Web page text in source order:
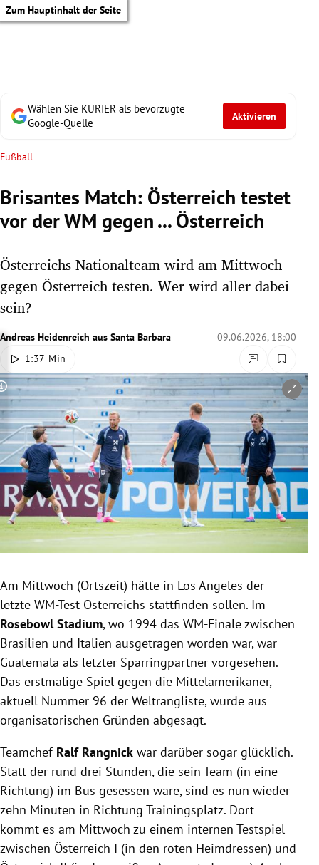
Zum Hauptinhalt der Seite
Untermenü
Untermenü
Untermenü
Untermenü
Untermenü
Untermenü
Untermenü
Untermenü
Untermenü
Wählen Sie KURIER als bevorzugte
Google-Quelle
Aktivieren
Fußball
Brisantes Match: Österreich testet
vor der WM gegen ... Österreich
Österreichs Nationalteam wird am Mittwoch
gegen Österreich testen. Wer wird aller dabei
sein?
Andreas Heidenreich aus Santa Barbara
09.06.2026, 18:00
1:37 Min
Copyright-Hinweis öffnen/schließen
Am Mittwoch (Ortszeit) hätte in Los Angeles der
letzte WM-Test Österreichs stattfinden sollen. Im
Rosebowl Stadium, wo 1994 das WM-Finale zwischen
Brasilien und Italien ausgetragen worden war, war
Guatemala als letzter Sparringpartner vorgesehen.
Das erstmalige Spiel gegen die Mittelamerikaner,
aktuell Nummer 96 der Weltrangliste, wurde aus
organisatorischen Gründen abgesagt.
TeamchefRalf Rangnick war darüber sogar glücklich.
Statt der rund drei Stunden, die sein Team (in eine
Richtung) im Bus gesessen wäre, sind es nun wieder
zehn Minuten in Richtung Trainingsplatz. Dort
kommt es am Mittwoch zu einem internen Testspiel
zwischen Österreich I (in den roten Heimdressen) und